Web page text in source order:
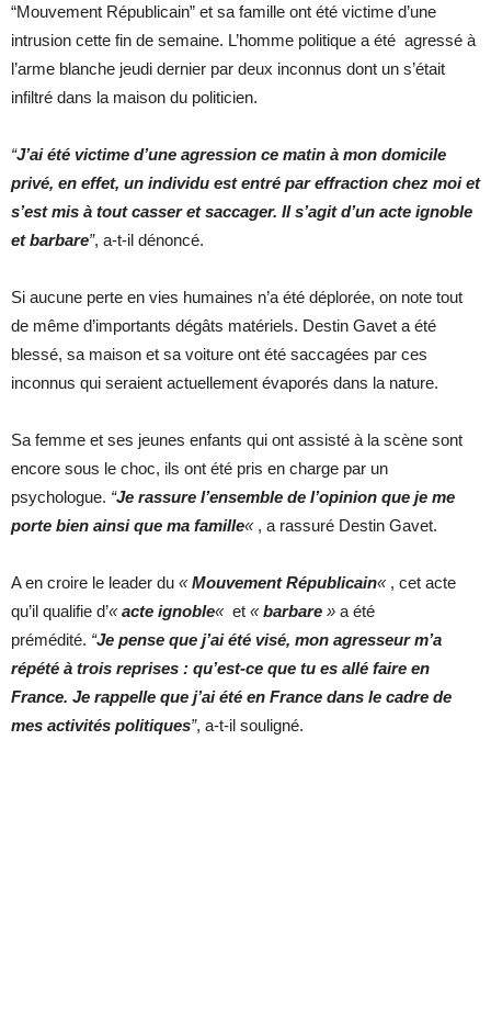
“Mouvement Républicain” et sa famille ont été victime d’une
intrusion cette fin de semaine. L’homme politique a été agressé à
l’arme blanche jeudi dernier par deux inconnus dont un s’était
infiltré dans la maison du politicien.
“J’ai été victime d’une agression ce matin à mon domicile
privé, en effet, un individu est entré par effraction chez moi et
s’est mis à tout casser et saccager. Il s’agit d’un acte ignoble
et barbare”, a-t-il dénoncé.
Si aucune perte en vies humaines n’a été déplorée, on note tout
de même d’importants dégâts matériels. Destin Gavet a été
blessé, sa maison et sa voiture ont été saccagées par ces
inconnus qui seraient actuellement évaporés dans la nature.
Sa femme et ses jeunes enfants qui ont assisté à la scène sont
encore sous le choc, ils ont été pris en charge par un
psychologue. “Je rassure l’ensemble de l’opinion que je me
porte bien ainsi que ma famille« , a rassuré Destin Gavet.
A en croire le leader du «Mouvement Républicain« , cet acte
qu’il qualifie d’«acte ignoble« et «barbare » a été
prémédité. “Je pense que j’ai été visé, mon agresseur m’a
répété à trois reprises : qu’est-ce que tu es allé faire en
France. Je rappelle que j’ai été en France dans le cadre de
mes activités politiques”, a-t-il souligné.